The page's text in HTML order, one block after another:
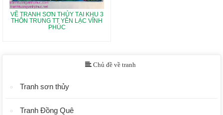
VẼ TRANH SƠN THỦY TẠI KHU 3
THÔN TRUNG TT YÊN LẠC VĨNH
PHÚC
Chủ đề về tranh
Tranh sơn thủy
Tranh Đồng Quê